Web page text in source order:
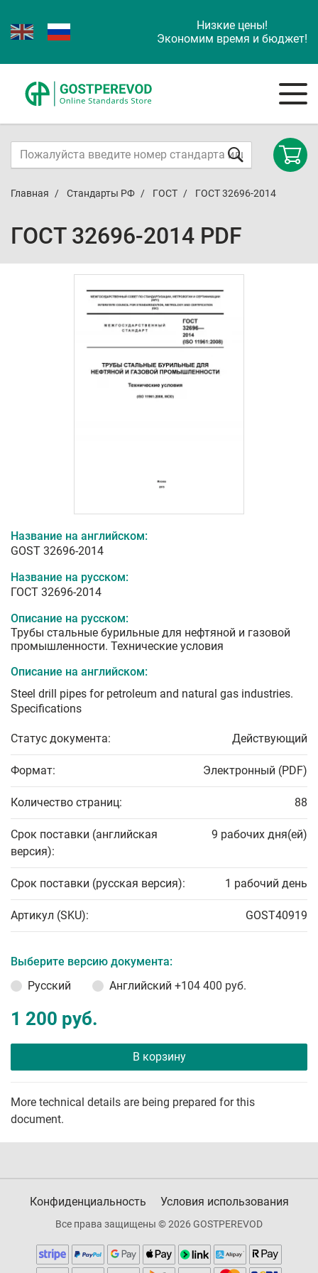
Низкие цены!
Экономим время и бюджет!
Главная Стандарты РФ ГОСТ ГОСТ 32696-2014
ГОСТ 32696-2014 PDF
Название на английском:
GOST 32696-2014
Название на русском:
ГОСТ 32696-2014
Описание на русском:
Трубы стальные бурильные для нефтяной и газовой
промышленности. Технические условия
Описание на английском:
Steel drill pipes for petroleum and natural gas industries.
Specifications
Статус документа: Действующий
Формат: Электронный (PDF)
Количество страниц: 88
Срок поставки (английская
версия):
9 рабочих дня(ей)
Срок поставки (русская версия): 1 рабочий день
Артикул (SKU): GOST40919
Выберите версию документа:
Русский
Английский +104 400 руб.
1 200 руб.
В корзину
More technical details are being prepared for this
document.
Конфиденциальность Условия использования
Все права защищены © 2026 GOSTPEREVOD